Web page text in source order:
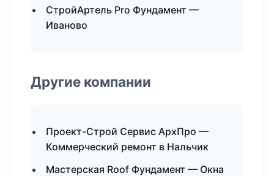
СтройАртель Pro Фундамент —
Иваново
Другие компании
Проект-Строй Сервис АрхПро —
Коммерческий ремонт в Нальчик
Мастерская Roof Фундамент — Окна